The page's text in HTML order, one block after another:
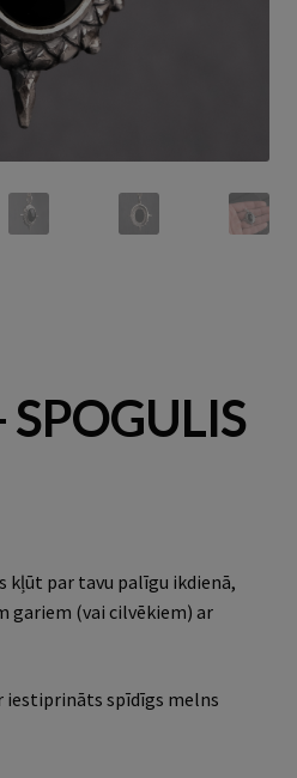
SPOGULIS
kļūt par tavu palīgu ikdienā,
gariem (vai cilvēkiem) ar
iestiprināts spīdīgs melns